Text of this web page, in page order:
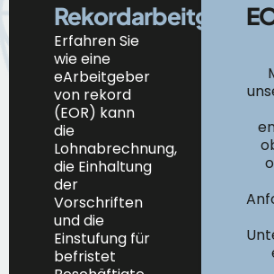
Rekordarbeitgeber
Erfahren Sie
wieeine
eArbeitgeber
von rekord
(EOR) kann
die
Lohnabrechnung,
die Einhaltung
der
Vorschriften
und die
Einstufung für
befristet